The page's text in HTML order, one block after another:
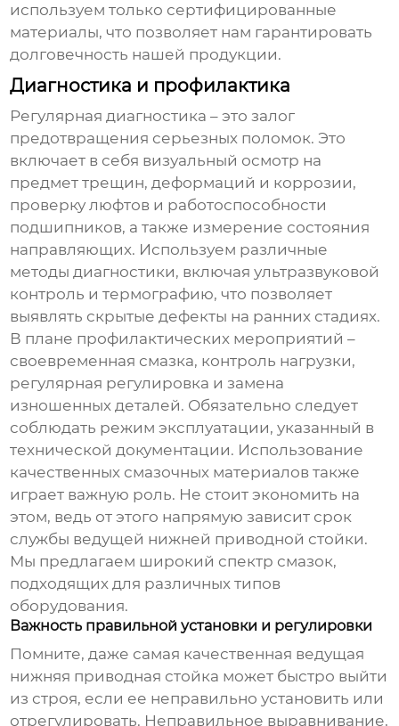
используем только сертифицированные
материалы, что позволяет нам гарантировать
долговечность нашей продукции.
Диагностика и профилактика
Регулярная диагностика – это залог
предотвращения серьезных поломок. Это
включает в себя визуальный осмотр на
предмет трещин, деформаций и коррозии,
проверку люфтов и работоспособности
подшипников, а также измерение состояния
направляющих. Используем различные
методы диагностики, включая ультразвуковой
контроль и термографию, что позволяет
выявлять скрытые дефекты на ранних стадиях.
В плане профилактических мероприятий –
своевременная смазка, контроль нагрузки,
регулярная регулировка и замена
изношенных деталей. Обязательно следует
соблюдать режим эксплуатации, указанный в
технической документации. Использование
качественных смазочных материалов также
играет важную роль. Не стоит экономить на
этом, ведь от этого напрямую зависит срок
службы ведущей нижней приводной стойки.
Мы предлагаем широкий спектр смазок,
подходящих для различных типов
оборудования.
Важность правильной установки и регулировки
Помните, даже самая качественная ведущая
нижняя приводная стойка может быстро выйти
из строя, если ее неправильно установить или
отрегулировать. Неправильное выравнивание,